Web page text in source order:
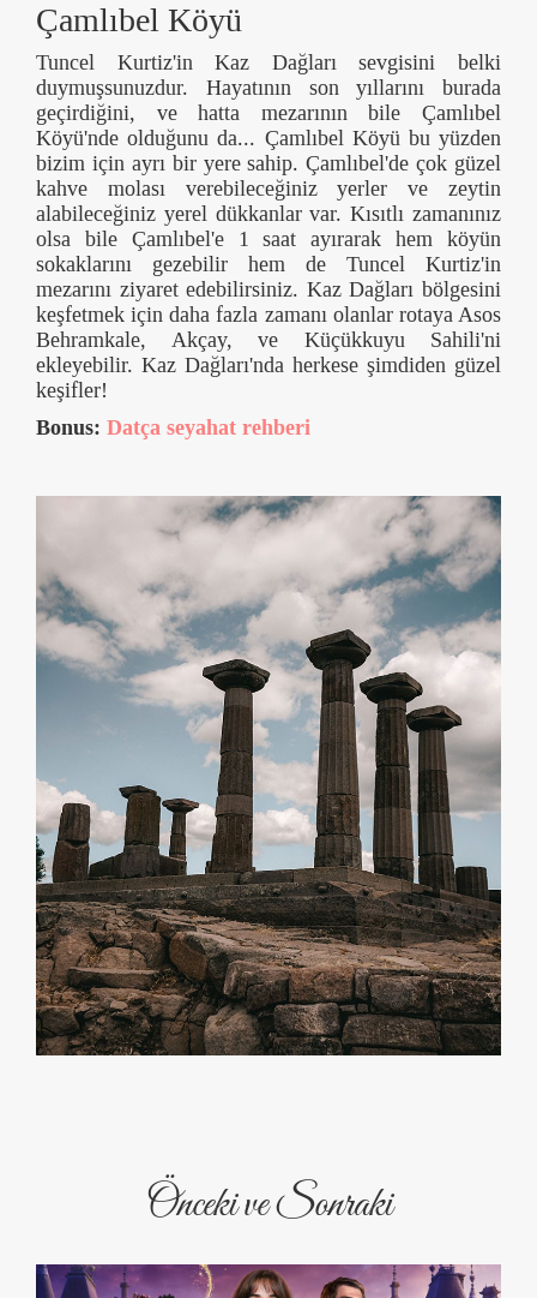
Çamlıbel Köyü
Tuncel Kurtiz'in Kaz Dağları sevgisini belki
duymuşsunuzdur. Hayatının son yıllarını burada
geçirdiğini, ve hatta mezarının bile Çamlıbel
Köyü'nde olduğunu da... Çamlıbel Köyü bu yüzden
bizim için ayrı bir yere sahip. Çamlıbel'de çok güzel
kahve molası verebileceğiniz yerler ve zeytin
alabileceğiniz yerel dükkanlar var. Kısıtlı zamanınız
olsa bile Çamlıbel'e 1 saat ayırarak hem köyün
sokaklarını gezebilir hem de Tuncel Kurtiz'in
mezarını ziyaret edebilirsiniz. Kaz Dağları bölgesini
keşfetmek için daha fazla zamanı olanlar rotaya Asos
Behramkale, Akçay, ve Küçükkuyu Sahili'ni
ekleyebilir. Kaz Dağları'nda herkese şimdiden güzel
keşifler!
Bonus: Datça seyahat rehberi
Önceki ve Sonraki